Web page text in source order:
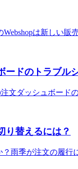
は新しい販
ドのトラブル
ダッシュボード
り替えるには？
雨季が注文の履行